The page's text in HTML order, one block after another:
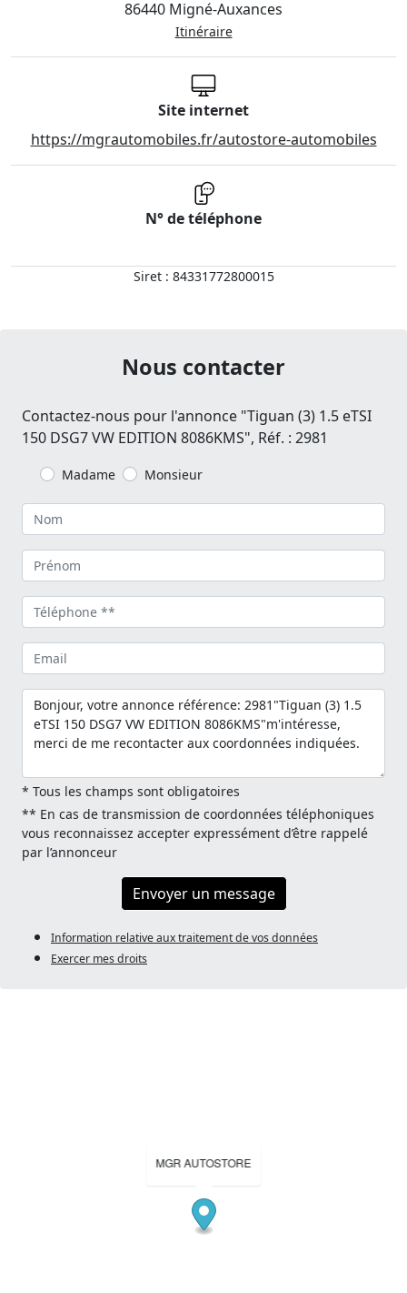
86440 Migné-Auxances
Itinéraire
Site internet
https://mgrautomobiles.fr/autostore-automobiles
N° de téléphone
Siret : 84331772800015
Nous contacter
Contactez-nous pour l'annonce "Tiguan (3) 1.5 eTSI
150 DSG7 VW EDITION 8086KMS", Réf. : 2981
Madame Monsieur
* Tous les champs sont obligatoires
** En cas de transmission de coordonnées téléphoniques
vous reconnaissez accepter expressément d’être rappelé
par l’annonceur
Envoyer un message
Information relative aux traitement de vos données
Exercer mes droits
MGR AUTOSTORE